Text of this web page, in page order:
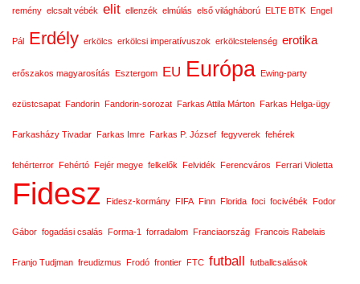
remény elcsalt vébék elit ellenzék elmúlás első világháború ELTE BTK Engel
Pál Erdély erkölcs erkölcsi imperatívuszok erkölcstelenség erotika
erőszakos magyarosítás Esztergom EU Európa Ewing-party
ezüstcsapat Fandorin Fandorin-sorozat Farkas Attila Márton Farkas Helga-ügy
Farkasházy Tivadar Farkas Imre Farkas P. József fegyverek fehérek
fehérterror Fehértó Fejér megye felkelők Felvidék Ferencváros Ferrari Violetta
Fidesz Fidesz-kormány FIFA Finn Florida foci focivébék Fodor
Gábor fogadási csalás Forma-1 forradalom Franciaország Francois Rabelais
Franjo Tudjman freudizmus Frodó frontier FTC futball futballcsalások